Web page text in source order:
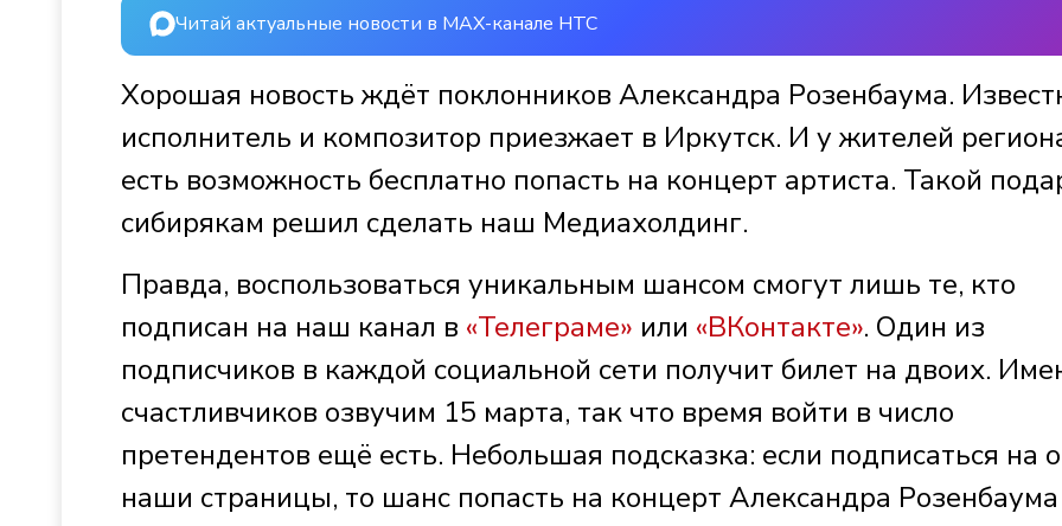
Читай актуальные новости в MAX-канале НТС
Хорошая новость ждёт поклонников Александра Розенбаума.
исполнитель и композитор приезжает в Иркутск. И у жителей
есть возможность бесплатно попасть на концерт артиста. Такой
сибирякам решил сделать наш Медиахолдинг.
Правда, воспользоваться уникальным шансом смогут лишь те, кто
подписан на наш канал в «Телеграме» или «ВКонтакте». Один из
подписчиков в каждой социальной сети получит билет на двоих.
счастливчиков озвучим 15 марта, так что время войти в число
претендентов ещё есть. Небольшая подсказка: если подписаться на
наши страницы, то шанс попасть на концерт Александра Розенбаума